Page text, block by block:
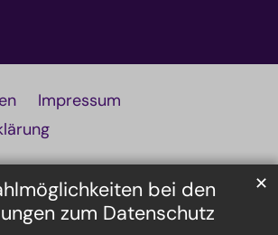
bei den
zum Datenschutz
✕
Impressum